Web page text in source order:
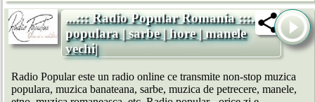
...::: Radio Popular Romania :::... |
populara | sarbe | hore | manele
vechi|
Radio Popular este un radio online ce transmite non-stop muzica
populara, muzica banateana, sarbe, muzica de petrecere, manele,